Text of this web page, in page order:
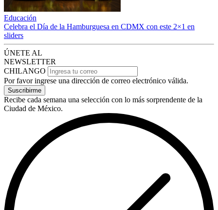
Educación
Celebra el Día de la Hamburguesa en CDMX con este 2×1 en
sliders
ÚNETE AL
NEWSLETTER
CHILANGO
Por favor ingrese una dirección de correo electrónico válida.
Suscribirme
Recibe cada semana una selección con lo más sorprendente de la
Ciudad de México.